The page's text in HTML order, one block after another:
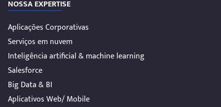
NOSSA EXPERTISE
Aplicações Corporativas
Serviços em nuvem
Inteligência artificial & machine learning
Salesforce
Big Data & BI
Aplicativos Web/ Mobile